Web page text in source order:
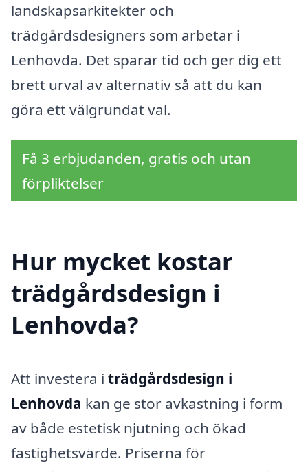
landskapsarkitekter och
trädgårdsdesigners som arbetar i
Lenhovda. Det sparar tid och ger dig ett
brett urval av alternativ så att du kan
göra ett välgrundat val.
Få 3 erbjudanden, gratis och utan
förpliktelser
Hur mycket kostar
trädgårdsdesign i
Lenhovda?
Att investera i trädgårdsdesign i
Lenhovda kan ge stor avkastning i form
av både estetisk njutning och ökad
fastighetsvärde. Priserna för